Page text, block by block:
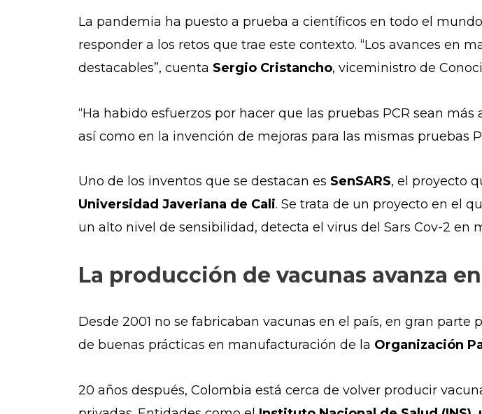
La pandemia ha puesto a prueba a científicos en todo el
responder a los retos que trae este contexto. “Los avances en
destacables”, cuenta Sergio Cristancho, viceministro de
“Ha habido esfuerzos por hacer que las pruebas PCR sean
así como en la invención de mejoras para las mismas pruebas
Uno de los inventos que se destacan es SenSARS, el proyecto
Universidad Javeriana de Cali. Se trata de un proyecto en el
un alto nivel de sensibilidad, detecta el virus del Sars Cov-2 en
La producción de vacunas avanza
Desde 2001 no se fabricaban vacunas en el país, en gran
de buenas prácticas en manufacturación de la Organización
20 años después, Colombia está cerca de volver producir